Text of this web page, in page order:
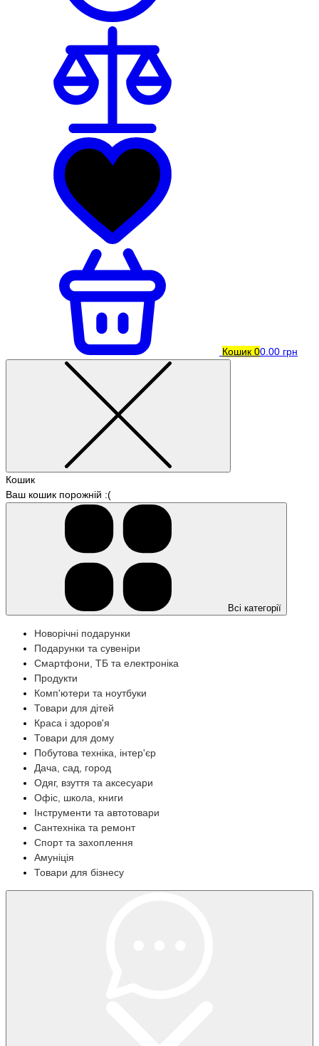
Кошик 00.00 грн
Кошик
Ваш кошик порожній :(
Всі категорії
Новорічні подарунки
Подарунки та сувеніри
Смартфони, ТБ та електроніка
Продукти
Комп'ютери та ноутбуки
Товари для дітей
Краса і здоров'я
Товари для дому
Побутова техніка, інтер'єр
Дача, сад, город
Одяг, взуття та аксесуари
Офіс, школа, книги
Інструменти та автотовари
Сантехніка та ремонт
Спорт та захоплення
Амуніція
Товари для бізнесу